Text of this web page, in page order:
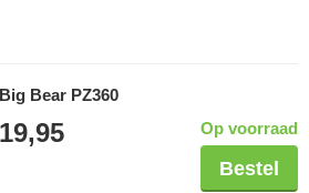
Big Bear PZ360
19,95 Op voorraad
Bestel